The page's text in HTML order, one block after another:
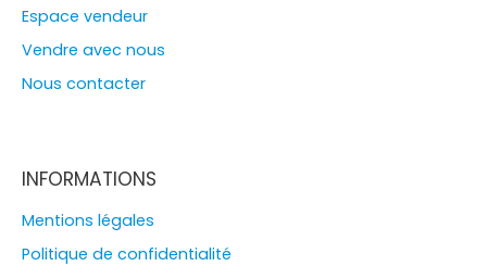
Espace vendeur
Vendre avec nous
Nous contacter
INFORMATIONS
Mentions légales
Politique de confidentialité